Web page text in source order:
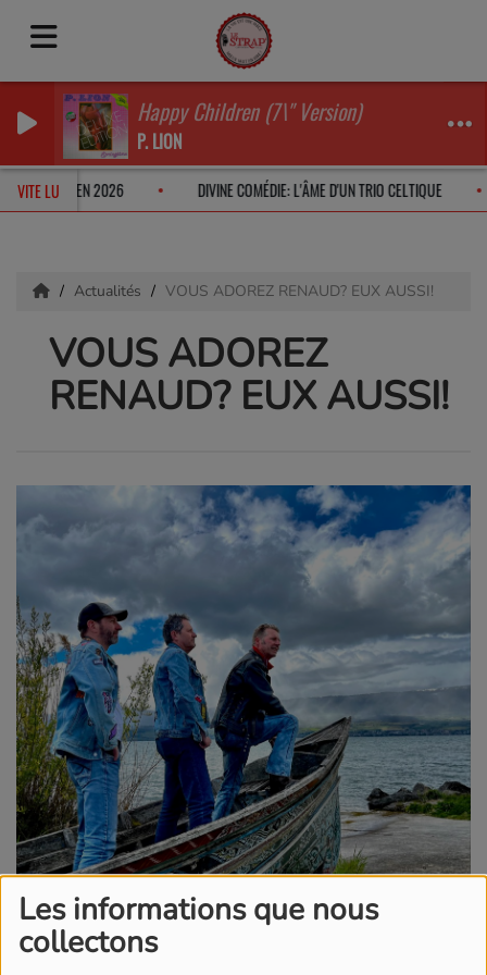
Les informations que nous
collectons
Happy Children (7\" Version)
P. LION
VITE LU
LILI ROCHE EN 2026 DIVINE COMÉDIE: L'ÂME D'UN TRIO CELTIQUE
Actualités VOUS ADOREZ RENAUD? EUX AUSSI!
VOUS ADOREZ
RENAUD? EUX AUSSI!